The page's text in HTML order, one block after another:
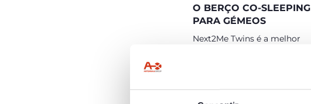
O BERÇO CO-SLEEPING
PARA GÉMEOS
Next2Me Twins é a melhor